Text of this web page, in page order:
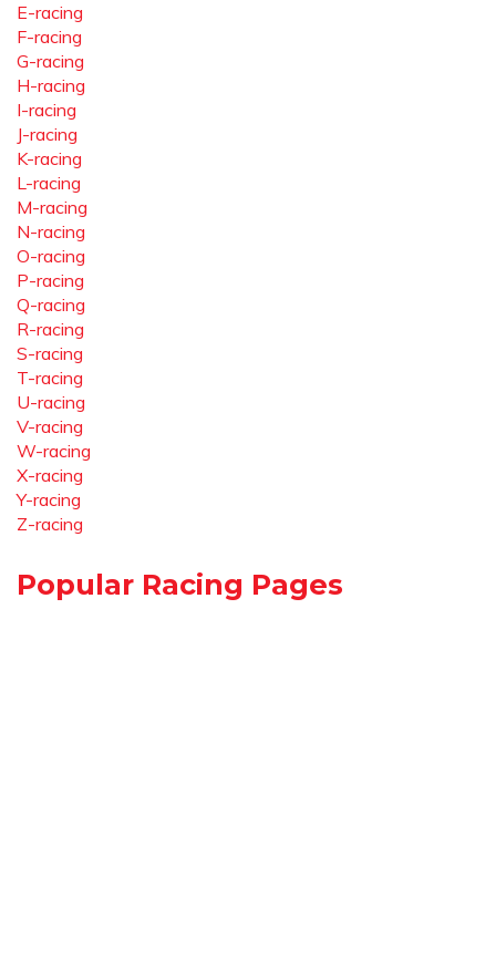
E-racing
F-racing
G-racing
H-racing
I-racing
J-racing
K-racing
L-racing
M-racing
N-racing
O-racing
P-racing
Q-racing
R-racing
S-racing
T-racing
U-racing
V-racing
W-racing
X-racing
Y-racing
Z-racing
Popular Racing Pages